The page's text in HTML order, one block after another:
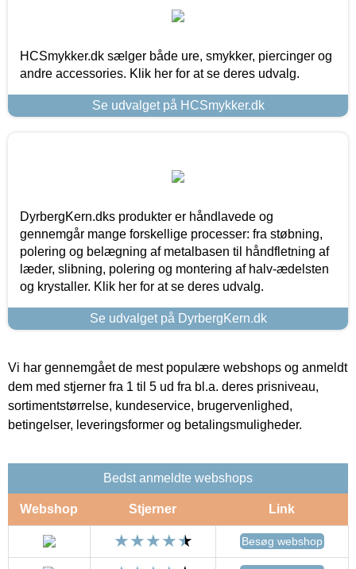
HCSmykker.dk sælger både ure, smykker, piercinger og
andre accessories. Klik her for at se deres udvalg.
Se udvalget på HCSmykker.dk
DyrbergKern.dks produkter er håndlavede og
gennemgår mange forskellige processer: fra støbning,
polering og belægning af metalbasen til håndfletning af
læder, slibning, polering og montering af halv-ædelsten
og krystaller. Klik her for at se deres udvalg.
Se udvalget på DyrbergKern.dk
Vi har gennemgået de mest populære webshops og anmeldt
dem med stjerner fra 1 til 5 ud fra bl.a. deres prisniveau,
sortimentstørrelse, kundeservice, brugervenlighed,
betingelser, leveringsformer og betalingsmuligheder.
Bedst anmeldte webshops
Webshop Stjerner Link
Besøg webshop